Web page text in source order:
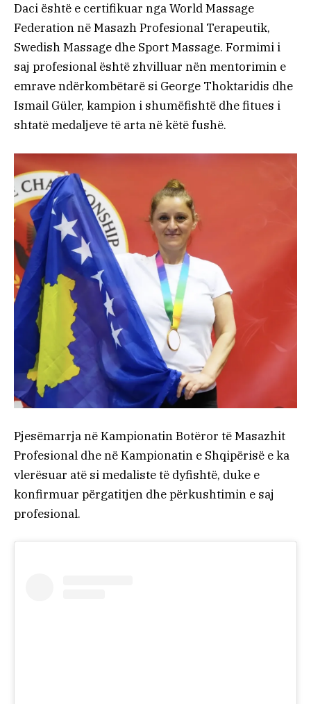
Daci është e certifikuar nga World Massage
Federation në Masazh Profesional Terapeutik,
Swedish Massage dhe Sport Massage. Formimi i
saj profesional është zhvilluar nën mentorimin e
emrave ndërkombëtarë si George Thoktaridis dhe
Ismail Güler, kampion i shumëfishtë dhe fitues i
shtatë medaljeve të arta në këtë fushë.
Pjesëmarrja në Kampionatin Botëror të Masazhit
Profesional dhe në Kampionatin e Shqipërisë e ka
vlerësuar atë si medaliste të dyfishtë, duke e
konfirmuar përgatitjen dhe përkushtimin e saj
profesional.